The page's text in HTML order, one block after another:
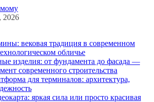
2026
вековая традиция в современном
обличье
изделия: от фундамента до фасада —
современного строительства
для терминалов: архитектура,
яркая сила или просто красивая